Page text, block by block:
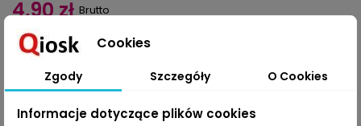
4,90 zł Brutto
Ilość 
Cookies
Zgody Szczegóły O Cookies
Informacje dotyczące plików cookies